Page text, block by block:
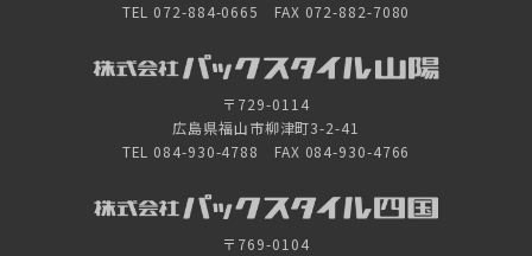
TEL 072-884-0665 FAX 072-882-7080
〒729-0114
広島県福山市柳津町3-2-41
TEL 084-930-4788 FAX 084-930-4766
〒769-0104